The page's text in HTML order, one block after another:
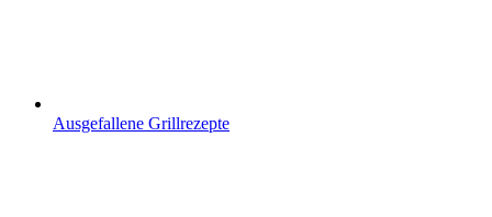
Ausgefallene Grillrezepte